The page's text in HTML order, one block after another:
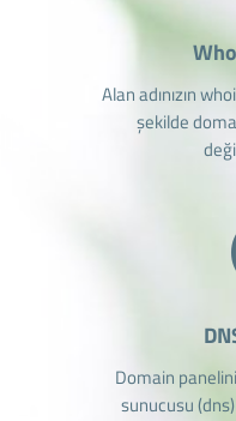
Alan adınızın
şekilde
Domain
sunucusu